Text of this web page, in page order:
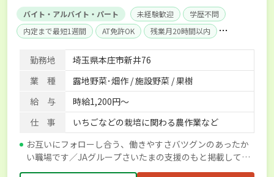
バイト・アルバイト・パート 未経験歓迎
学歴不問
内定まで最短1週間
AT免許OK
残業月20時間以内
賞与実績あり
独立支援可能 社会保険完備
勤務地
埼玉県本庄市新井76
業 種
露地野菜･畑作 / 施設野菜 / 果樹
給 与
時給1,200円～
仕 事
いちごなどの栽培に関わる農作業など
お互いにフォローし合う、働きやすさバツグンのあったか
い職場です／JAグループさいたまの支援のもと掲載してい
ます